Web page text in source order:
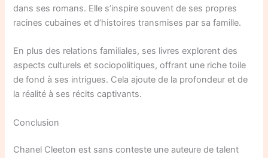
dans ses romans. Elle s’inspire souvent de ses propres
racines cubaines et d’histoires transmises par sa famille.
En plus des relations familiales, ses livres explorent des
aspects culturels et sociopolitiques, offrant une riche toile
de fond à ses intrigues. Cela ajoute de la profondeur et de
la réalité à ses récits captivants.
Conclusion
Chanel Cleeton est sans conteste une auteure de talent